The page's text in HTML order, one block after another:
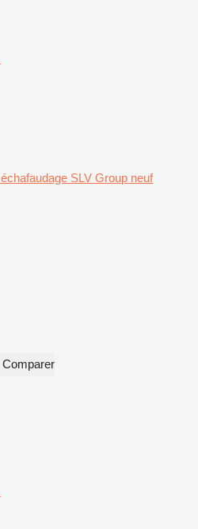
échafaudage SLV Group neuf
Comparer